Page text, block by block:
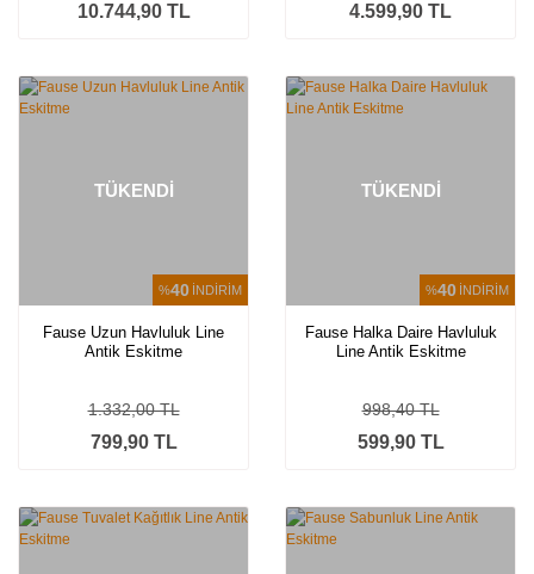
10.744,90 TL 4.599,90 TL
%40 İNDİRİM
TÜKENDİ
Fause Uzun Havluluk Line
Antik Eskitme
799,90 TL
1.332,00 TL
%40 İNDİRİM
TÜKENDİ
Fause Halka Daire Havluluk
Line Antik Eskitme
599,90 TL
998,40 TL